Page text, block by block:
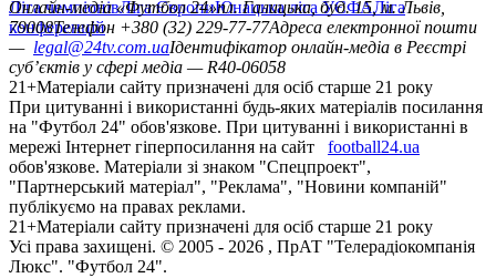
Ліга чемпіонівЛіга ЄвропиЮнацька ліга УЄФАЛіга
конференцій
Онлайн-медіа «Футбол 24»пл. Галицька, буд. 15, м. Львів,
79008Телефон +380 (32) 229-77-77Адреса електронної пошти
— legal@24tv.com.uaІдентифікатор онлайн-медіа в Реєстрі
суб’єктів у сфері медіа — R40-06058
21+Матеріали сайту призначені для осіб старше 21 року
При цитуванні і використанні будь-яких матеріалів посилання
на "Футбол 24" обов'язкове. При цитуванні і використанні в
мережі Інтернет гіперпосилання на сайт
football24.ua
обов'язкове. Матеріали зі знаком "Спецпроект",
"Партнерський матеріал", "Реклама", "Новини компаній"
публікуємо на правах реклами.
21+Матеріали сайту призначені для осіб старше 21 року
Усi права захищенi. © 2005 - 2026 , ПрАТ "Телерадіокомпанія
Люкс". "Футбол 24".